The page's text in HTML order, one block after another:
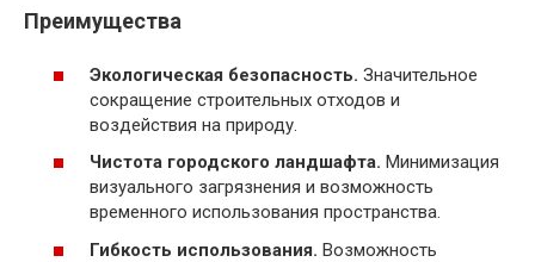
Преимущества
Экологическая безопасность. Значительное
сокращение строительных отходов и
воздействия на природу.
Чистота городского ландшафта. Минимизация
визуального загрязнения и возможность
временного использования пространства.
Гибкость использования. Возможность